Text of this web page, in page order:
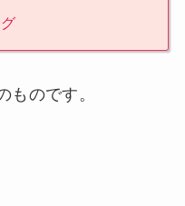
のです。